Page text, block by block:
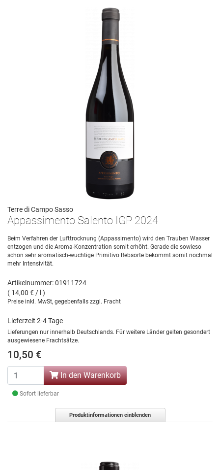
Terre di Campo Sasso
Appassimento Salento IGP 2024
Beim Verfahren der Lufttrocknung (Appassimento) wird den Trauben Wasser
entzogen und die Aroma-Konzentration somit erhöht. Gerade die sowieso
schon sehr aromatisch-wuchtige Primitivo Rebsorte bekommt somit nochmal
mehr Intensivität.
Artikelnummer: 01911724
( 14,00 € / l )
Preise inkl. MwSt, gegebenfalls zzgl. Fracht
Lieferzeit 2-4 Tage
Lieferungen nur innerhalb Deutschlands. Für weitere Länder gelten gesondert
ausgewiesene Frachtsätze.
10,50 €
In den Warenkorb
Sofort lieferbar
Produktinformationen einblenden